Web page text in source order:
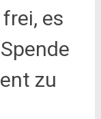
es
zu